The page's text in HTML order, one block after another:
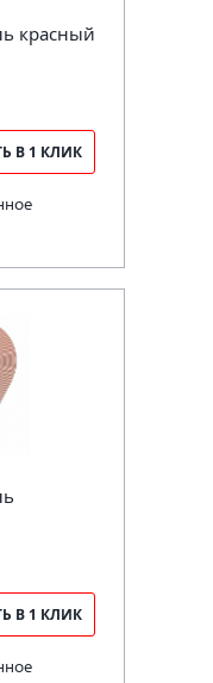
красный
В 1 КЛИК
В 1 КЛИК